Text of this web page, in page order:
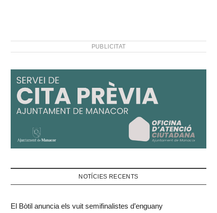
PUBLICITAT
NOTÍCIES RECENTS
El Bòtil anuncia els vuit semifinalistes d’enguany